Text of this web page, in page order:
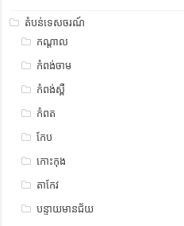
តំបន់ទេសចរណ៍
កណ្តាល
កំពង់ចាម
កំពង់ស្ពឺ
កំពត
កែប
កោះកុង
តាកែវ
បន្ទាយមានជ័យ